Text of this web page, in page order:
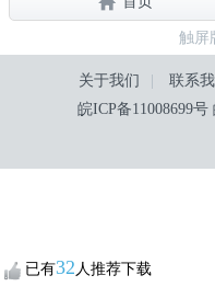
已有32 人推荐下载
触屏
关于我们 联系
皖ICP备11008699号